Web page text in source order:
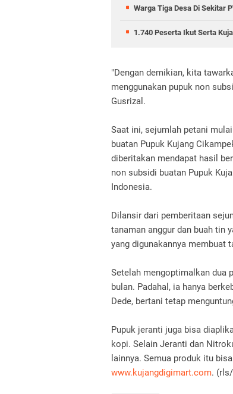
Warga Tiga Desa Di Sekitar
1.740 Peserta Ikut Serta
"Dengan demikian, kita
menggunakan pupuk non
Gusrizal.
Saat ini, sejumlah petani
buatan Pupuk Kujang
diberitakan mendapat hasil
non subsidi buatan Pupuk
Indonesia.
Dilansir dari pemberitaan
tanaman anggur dan buah tin
yang digunakannya membuat
Setelah mengoptimalkan dua
bulan. Padahal, ia hanya
Dede, bertani tetap
Pupuk jeranti juga bisa
kopi. Selain Jeranti dan
lainnya. Semua produk itu
www.kujangdigimart.com.